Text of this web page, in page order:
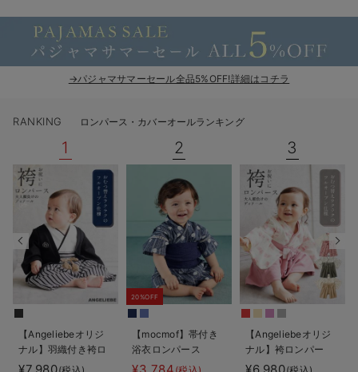
ベビー ブルマ
ベビー スカート
ベビー アウター
ベビー セットアップ
スタイ・よだれかけ（新生児・ベビー）
ベビー帽子（新生児・乳児）
新生児スリーパー・ベビーパジャマ
ベビーシューズ・ファーストシューズ・ベビー靴下
ベビー リュック
ベビー 雑貨 小物
ベビー安全グッズ
メモリアルグッズ
授乳・調乳・お食事
赤ちゃん 洗剤・洗濯用品・お掃除
赤ちゃん お風呂・ベビースキンケア
おむつ関連グッズ
ベビーの動物なりきり特集
ベビー 夏のお役立ちグッズ特集
袴ロンパース特集
【アウトレット】パジャマ
【アウトレット】インナー
コットン素材
Tシャツブラ
ブラトップ
親子セット
快適機能ウェア特集 トップス
快適機能ウェア特集 ボトムス
快適機能ウェア特集 パジャマ
erbaviva（エルバビーバ）
スカート
パジャマ
ベビー
オフィス
きれいめ美脚パンツ派
ツィード派
セットアップ派
短肌着
セット
快適ウェア10%OFF
ジャンパースカート/
ワーク・オフィス
フォーマル / オケー
あったかアイテム｜
10,001円（税込）〜
女の子におススメの
定番ギフト
もらって嬉しいギフト
かわいくておもしろ
何枚あっても嬉しい
長く使えるアイテム
お部屋映えアイテム
保温&リカバリー
レギンス・タイツ
あったか度◎
裏起毛素材
【冬のあったか特集
→パジャマサマーセール全品5%OFF!詳細はコチラ
RANKING ロンパース・カバーオールランキング
1
【Angeliebeオリジ
ナル】羽織付き袴ロ
ンパース 男の子
¥7,980
2
20%OFF
【mocmof】帯付き
浴衣ロンパース
¥3,784
3
【Angeliebeオリジ
ナル】袴ロンパー
ス 男の子 女の子
¥6,980